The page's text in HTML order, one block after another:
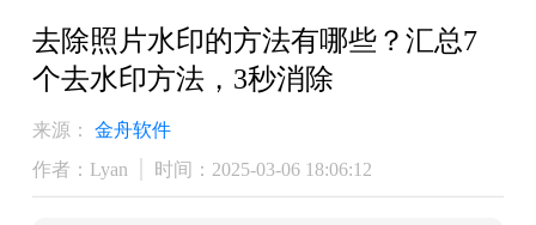
去除照片水印的方法有哪些？汇总7
个去水印方法，3秒消除
来源：
金舟软件
作者：Lyan
时间：2025-03-06 18:06:12